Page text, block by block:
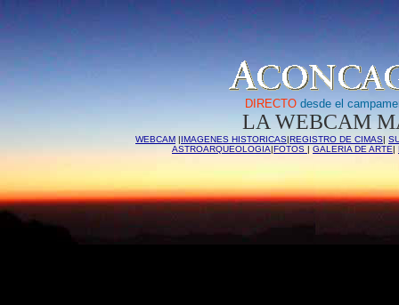
DIRECTOdesde el
LA WEBCAM
WEBCAM |IMAGENES HISTORICAS|REGISTRO DE CIMAS|
ASTROARQUEOLOGIA|FOTOS | GALERIA DE ARTE|